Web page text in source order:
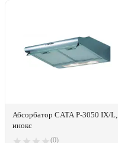
Абсорбатор CATA P-3050 IX/L,
инокс
(0)